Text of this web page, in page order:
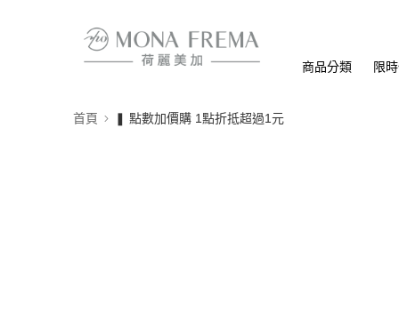
商品分類 限
首頁 ❚ 點數加價購 1點折抵超過1元